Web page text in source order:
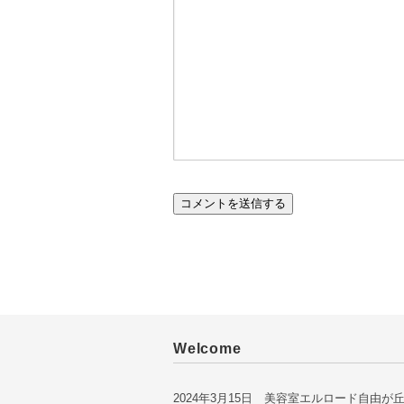
Welcome
2024年3月15日 美容室エルロード自由が